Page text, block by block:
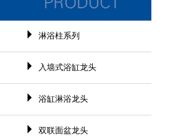
淋浴柱系列
入墙式浴缸龙头
浴缸淋浴龙头
双联面盆龙头